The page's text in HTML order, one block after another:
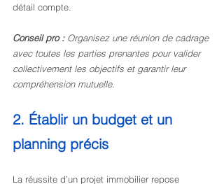
détail compte.
Conseil pro : Organisez une réunion de cadrage
avec toutes les parties prenantes pour valider
collectivement les objectifs et garantir leur
compréhension mutuelle.
2. Établir un budget et un
planning précis
La réussite d’un projet immobilier repose